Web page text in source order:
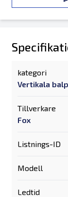
kategori
Vertikala
Tillverkare
Fox
Listnings-ID
Modell
Ledtid